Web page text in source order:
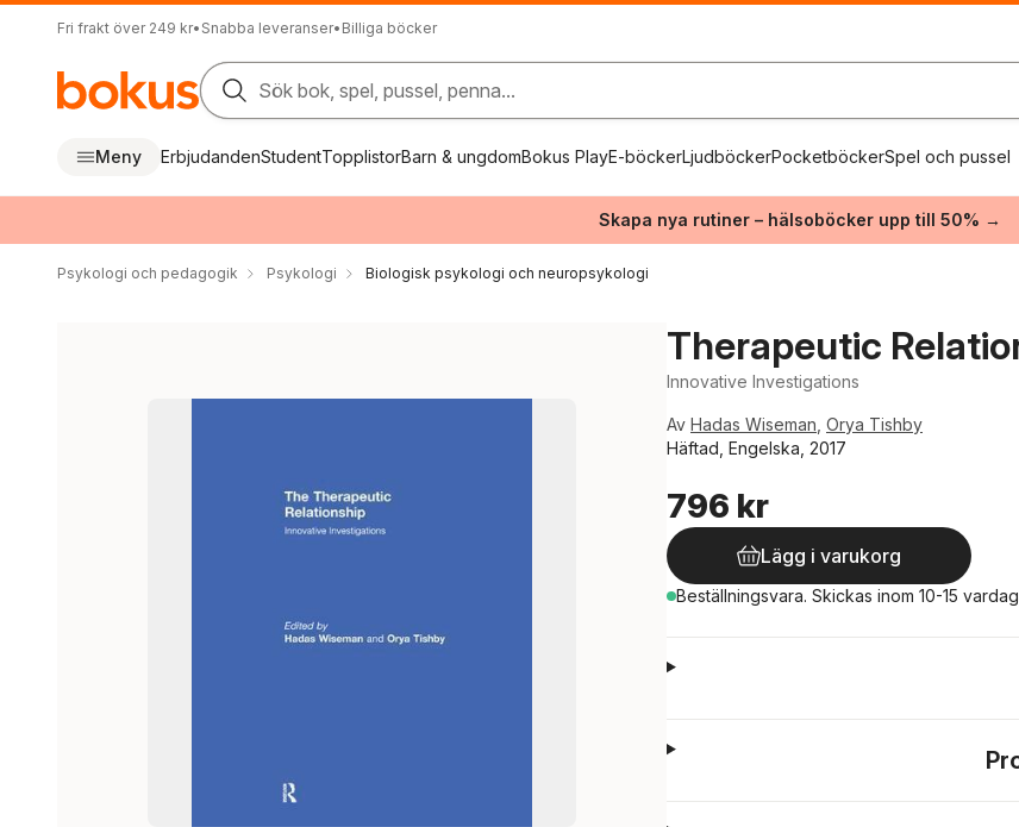
Fri frakt över 249 kr• Snabba leveranser• Billiga böcker
Sök bok, spel, pussel, penna...
Meny ErbjudandenStudentTopplistorBarn & ungdomBokus PlayE-böckerLjudböckerPocketböckerSpel och pussel
Skapa nya rutiner – hälsoböcker upp till 50% →
Psykologi och pedagogik Psykologi Biologisk psykologi och neuropsykologi
Therapeutic
Innovative Investigations
Av Hadas Wiseman Orya Tishby
Häftad, Engelska, 2017
796 kr
Lägg i varukorg
Beställningsvara. Skickas inom 10-15